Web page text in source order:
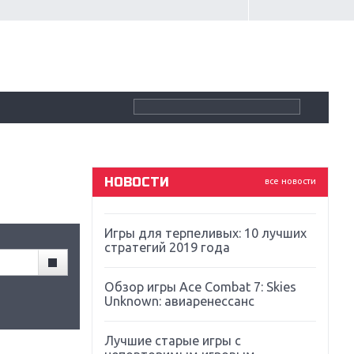
все новости
НОВОСТИ
Souls
Far Cry 5: хвалить нельзя ругать
Игры для терпеливых: 10 лучших
стратегий 2019 года
Обзор игры Ace Combat 7: Skies
Unknown: авиаренессанс
Лучшие старые игры с